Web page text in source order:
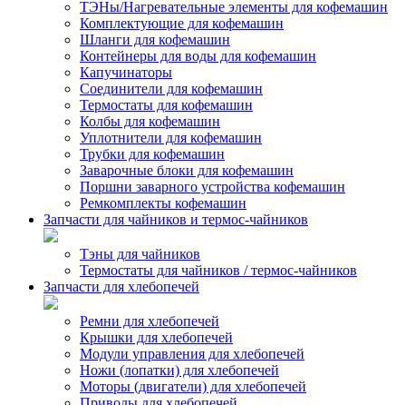
ТЭНы/Нагревательные элементы для кофемашин
Комплектующие для кофемашин
Шланги для кофемашин
Контейнеры для воды для кофемашин
Капучинаторы
Соединители для кофемашин
Термостаты для кофемашин
Колбы для кофемашин
Уплотнители для кофемашин
Трубки для кофемашин
Заварочные блоки для кофемашин
Поршни заварного устройства кофемашин
Ремкомплекты кофемашин
Запчасти для чайников и термос-чайников
Тэны для чайников
Термостаты для чайников / термос-чайников
Запчасти для хлебопечей
Ремни для хлебопечей
Крышки для хлебопечей
Модули управления для хлебопечей
Ножи (лопатки) для хлебопечей
Моторы (двигатели) для хлебопечей